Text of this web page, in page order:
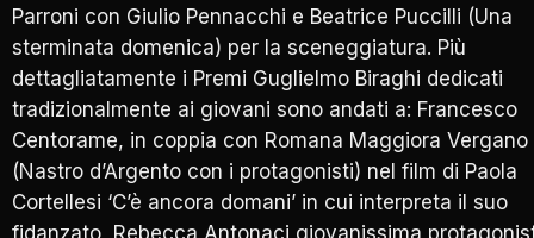
Parroni con Giulio Pennacchi e Beatrice Puccilli (Una
sterminata domenica) per la sceneggiatura. Più
dettagliatamente i Premi Guglielmo Biraghi dedicati
tradizionalmente ai giovani sono andati a: Francesco
Centorame, in coppia con Romana Maggiora Vergano
(Nastro d’Argento con i protagonisti) nel film di Paola
Cortellesi ‘C’è ancora domani’ in cui interpreta il suo